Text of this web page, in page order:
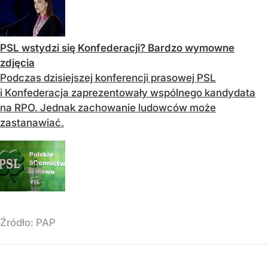
PSL wstydzi się Konfederacji? Bardzo wymowne
zdjęcia
Podczas dzisiejszej konferencji prasowej PSL
i Konfederacja zaprezentowały wspólnego kandydata
na RPO. Jednak zachowanie ludowców może
zastanawiać.
Źródło: PAP